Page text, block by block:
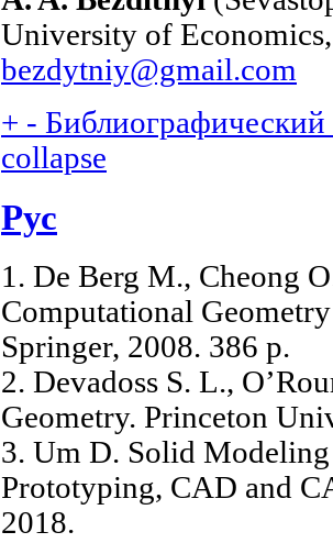
University of
bezdytniy@gmail.com
+ -
collapse
Рус
1. De Berg M., Cheong
Computational
Springer, 2008. 386 p.
2. Devadoss S. L.,
Geometry. Princeton
3. Um D. Solid
Prototyping, CAD and
2018.